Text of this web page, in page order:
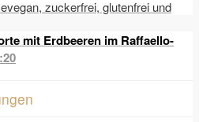
mit Erdbeeren im Raffaello-